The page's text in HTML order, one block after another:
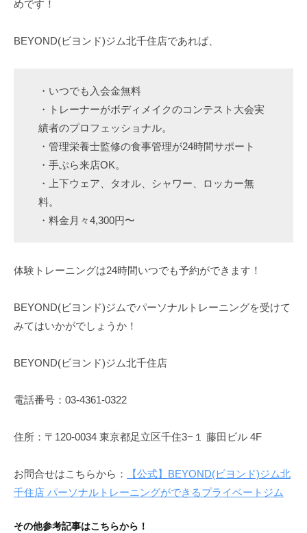
めです！
BEYOND(ビヨンド)ジム北千住店であれば、
・いつでも入会金無料
・トレーナーがボディメイクのコンテスト大会実
績者のプロフェッショナル。
・管理栄養士監修の食事管理が24時間サポート
・手ぶら来店OK。
・上下ウェア、タオル、シャワー、ロッカー無
料。
・料金月々4,300円〜
体験トレーニングは24時間いつでも予約ができます！
BEYOND(ビヨンド)ジムでパーソナルトレーニングを受けて
みてはいかがでしょうか！
BEYOND(ビヨンド)ジム北千住店
電話番号：03-4361-0322
住所：〒120-0034 東京都足立区千住3−１ 藤田ビル 4F
お問合せはこちらから：
【公式】BEYOND(ビヨンド)ジム北
千住店 パーソナルトレーニングができるプライベートジム
その他参考記事はこちらから！